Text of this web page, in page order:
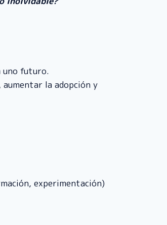
uno futuro.
aumentar la adopción y
experimentación)